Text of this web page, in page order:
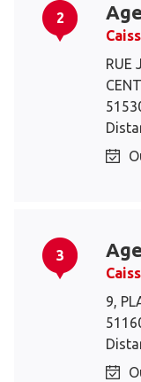
2
RUE
3
9,